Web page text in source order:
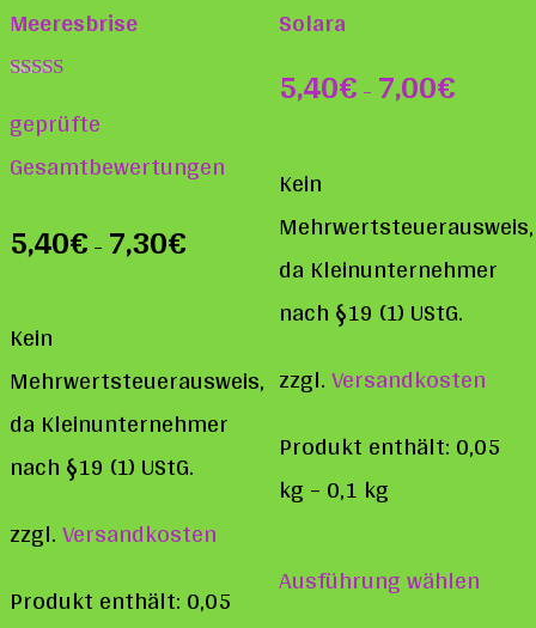
Meeresbrise
5.00
von 5
geprüfte
Gesamtbewertungen
5,40€– 7,30€
Kein
Mehrwertsteuerausweis,
da Kleinunternehmer
nach §19 (1) UStG.
zzgl.Versandkosten
Produkt enthält: 0,05
Solara
5,40€– 7,00€
Kein
Mehrwertsteuerausweis,
da Kleinunternehmer
nach §19 (1) UStG.
zzgl.Versandkosten
Produkt enthält: 0,05
kg– 0,1 kg
Ausführung wählen